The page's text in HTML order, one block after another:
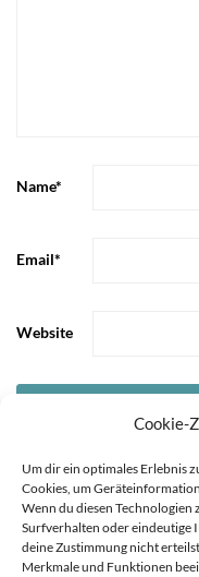
Cookie-
Um dir ein optimales Erlebnis
Cookies, um
Wenn du diesen Technologien
Surfverhalten oder eindeutige
deine Zustimmung nicht
Merkmale und Funktionen
Name*
Email*
Website